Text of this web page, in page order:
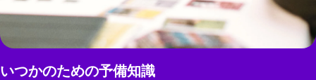
いつかのための予備知識